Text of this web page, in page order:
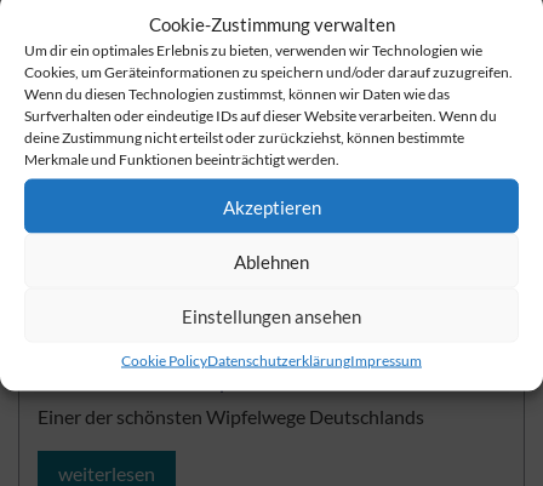
Cookie-Zustimmung verwalten
Um dir ein optimales Erlebnis zu bieten, verwenden wir Technologien wie
Cookies, um Geräteinformationen zu speichern und/oder darauf zuzugreifen.
Wenn du diesen Technologien zustimmst, können wir Daten wie das
Surfverhalten oder eindeutige IDs auf dieser Website verarbeiten. Wenn du
deine Zustimmung nicht erteilst oder zurückziehst, können bestimmte
Merkmale und Funktionen beeinträchtigt werden.
Akzeptieren
Ablehnen
Einstellungen ansehen
Cookie PolicyDatenschutzerklärungImpressum
weiterlesen
Baumkronenpfad
Einer der schönsten Wipfelwege Deutschlands
weiterlesen